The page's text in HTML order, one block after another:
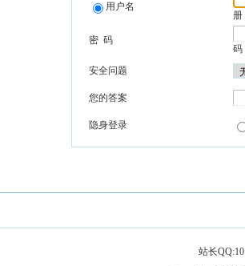
用户名
册
密 码
码
安全问题
您的答案
隐身登录
站长